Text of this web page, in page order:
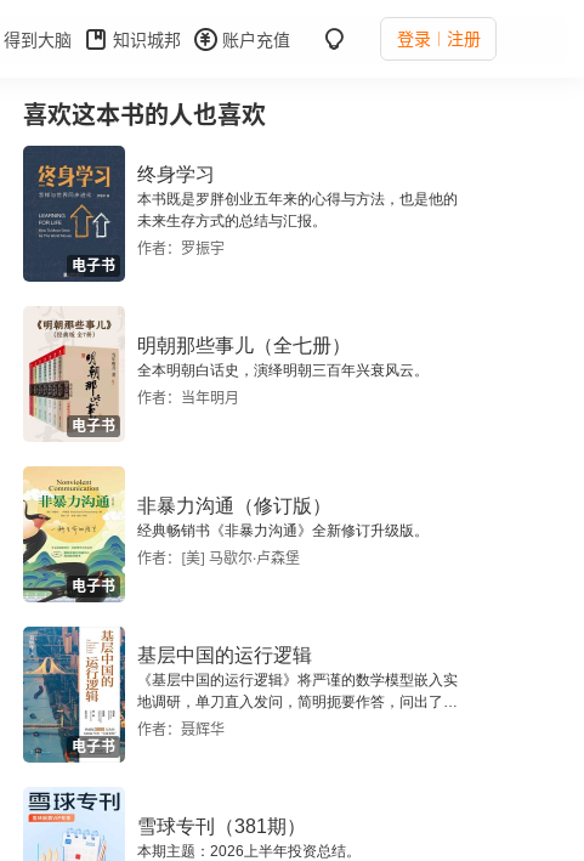
得到大脑 知识城邦 账户充值 登录 注册
喜欢这本书的人也喜欢
电子书
终身学习
本书既是罗胖创业五年来的心得与方法，也是他的
未来生存方式的总结与汇报。
作者：罗振宇
电子书
明朝那些事儿（全七册）
全本明朝白话史，演绎明朝三百年兴衰风云。
作者：当年明月
电子书
非暴力沟通（修订版）
经典畅销书《非暴力沟通》全新修订升级版。
作者：[美] 马歇尔·卢森堡
电子书
基层中国的运行逻辑
《基层中国的运行逻辑》将严谨的数学模型嵌入实
地调研，单刀直入发问，简明扼要作答，问出了一
个真实切近的基层中国。
作者：聂辉华
雪球专刊（381期）
本期主题：2026上半年投资总结。